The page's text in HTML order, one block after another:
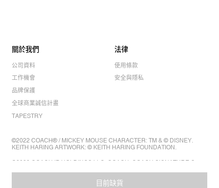
目前缺貨
關於我們
公司資料
工作機會
品牌保護
全球商業誠信計畫
TAPESTRY
法律
使用條款
安全與隱私
©2022 COACH® / MICKEY MOUSE CHARACTER: TM & © DISNEY.
KEITH HARING ARTWORK: © KEITH HARING FOUNDATION.
©2022 COACH IP HOLDINGS LLC. COACH, COACH SIGNATURE C